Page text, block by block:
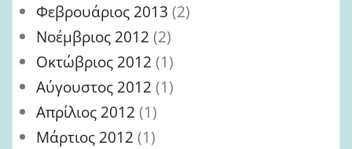
Φεβρουάριος 2013 (2)
Νοέμβριος 2012 (2)
Οκτώβριος 2012 (1)
Αύγουστος 2012 (1)
Απρίλιος 2012 (1)
Μάρτιος 2012 (1)